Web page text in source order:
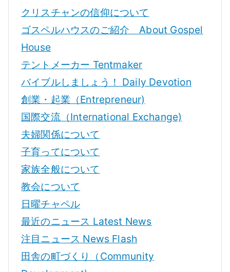
クリスチャンの信仰について
ゴスペルハウスのご紹介 About Gospel
House
テントメーカー Tentmaker
バイブルしましょう！ Daily Devotion
創業・起業（Entrepreneur)
国際交流（International Exchange)
夫婦関係について
子育ってについて
家族全般について
教会について
日曜チャペル
最近のニュース Latest News
注目ニュース News Flash
田舎の町づくり（Community